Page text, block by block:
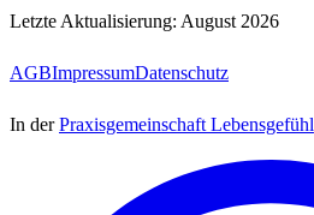
Letzte Aktualisierung: August 2026
AGBImpressumDatenschutz
In der Praxisgemeinschaft Lebensgefühl